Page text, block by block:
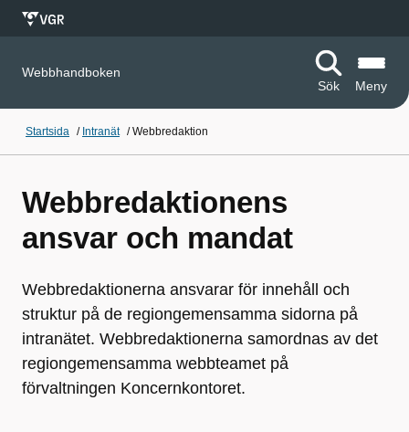
Webbhandboken
Sök
Meny
Startsida / Intranät /Webbredaktion
Webbredaktionens
ansvar och mandat
Webbredaktionerna ansvarar för innehåll och
struktur på de regiongemensamma sidorna på
intranätet. Webbredaktionerna samordnas av det
regiongemensamma webbteamet på
förvaltningen Koncernkontoret.